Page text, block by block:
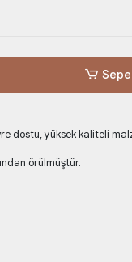
dostu, yüksek kaliteli
örülmüştür.